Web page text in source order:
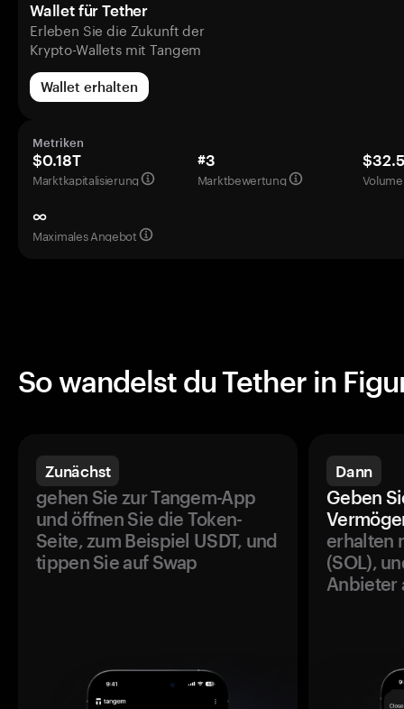
Wallet für Tether
Erleben Sie die Zukunft der
Krypto-Wallets mit Tangem
Wallet erhalten
Metriken
$0.18T
Marktkapitalisierung
#3
Marktbewertung
∞
Maximales Angebot
So wandelst du Tether in
Zunächst
gehen Sie zur Tangem-App
und öffnen Sie die Token-
Seite, zum Beispiel USDT, und
tippen Sie auf Swap
Dann
Geben
erhalten
(SOL),
Anbieter